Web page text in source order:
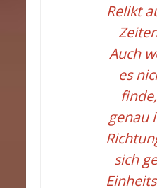
Relikt
Auch
es
genau
sich